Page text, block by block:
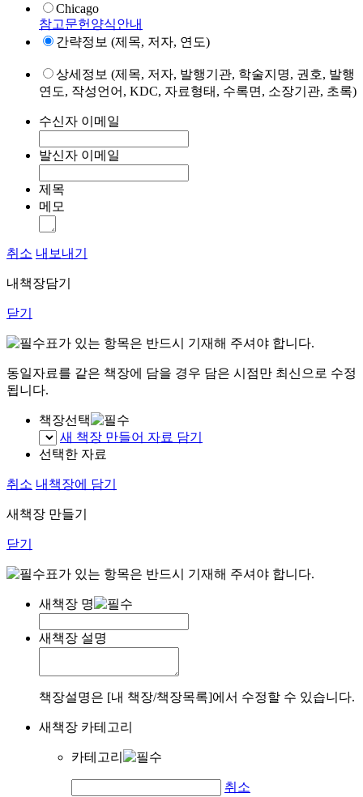
Chicago
참고문헌양식안내
간략정보 (제목, 저자, 연도)
상세정보 (제목, 저자, 발행기관, 학술지명, 권호, 발행
연도, 작성언어, KDC, 자료형태, 수록면, 소장기관, 초록)
수신자 이메일
발신자 이메일
제목
메모
취소 내보내기
내책장담기
닫기
표가 있는 항목은 반드시 기재해 주셔야 합니다.
동일자료를 같은 책장에 담을 경우 담은 시점만 최신으로 수정
됩니다.
책장선택
새 책장 만들어 자료 담기
선택한 자료
취소 내책장에 담기
새책장 만들기
닫기
표가 있는 항목은 반드시 기재해 주셔야 합니다.
새책장 명
새책장 설명
책장설명은 [내 책장/책장목록]에서 수정할 수 있습니다.
새책장 카테고리
카테고리
취소